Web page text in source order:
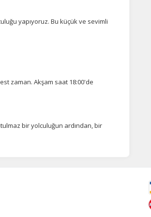
yapıyoruz. Bu küçük ve sevimli
zaman. Akşam saat 18:00'de
bir yolculuğun ardından, bir